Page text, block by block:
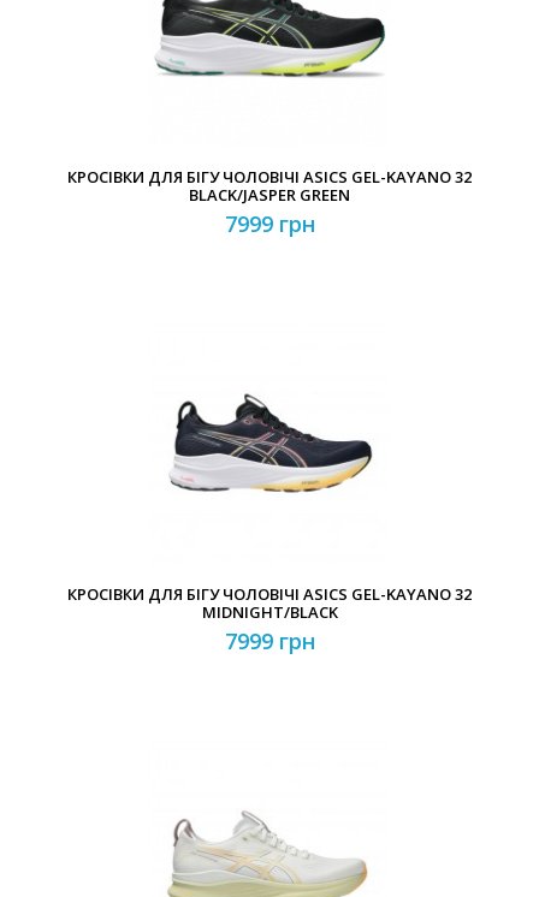
КРОСІВКИ ДЛЯ БІГУ ЧОЛОВІЧІ ASICS GEL-KAYANO 32
BLACK/JASPER GREEN
7999 грн
КРОСІВКИ ДЛЯ БІГУ ЧОЛОВІЧІ ASICS GEL-KAYANO 32
MIDNIGHT/BLACK
7999 грн
Забули свій пароль? Забули свій логін?